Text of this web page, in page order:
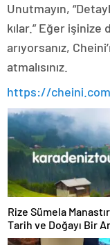
Unutmayın,
kılar.” Eğer
arıyorsanız,
atmalısınız.
https://
Rize Sümela
Tarih ve Doğayı Bir
Keşfedin